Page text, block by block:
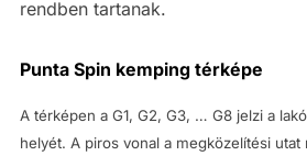
rendben tartanak.
Punta Spin kemping térképe
A térképen a G1, G2, G3, … G8 jelzi a
helyét. A piros vonal a megközelítési utat